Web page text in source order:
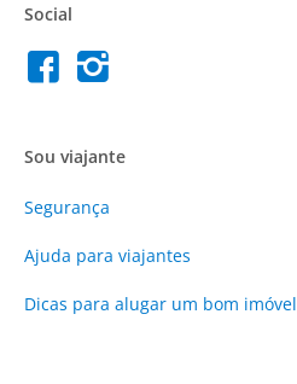
Social
Sou viajante
Segurança
Ajuda para viajantes
Dicas para alugar um bom imóvel